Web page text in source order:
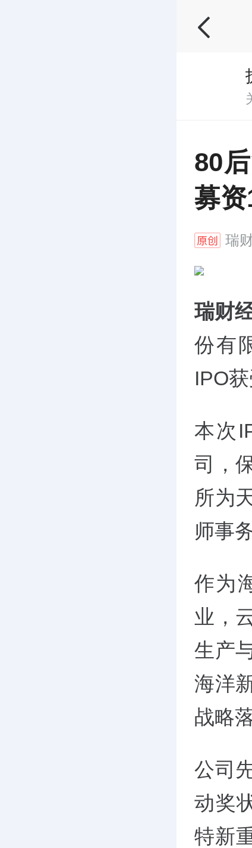
80
募
瑞
瑞财
份有
IPO获
本次
司，
所为
师事
作为
业，
生产
海洋
战略
公司
动奖
特新